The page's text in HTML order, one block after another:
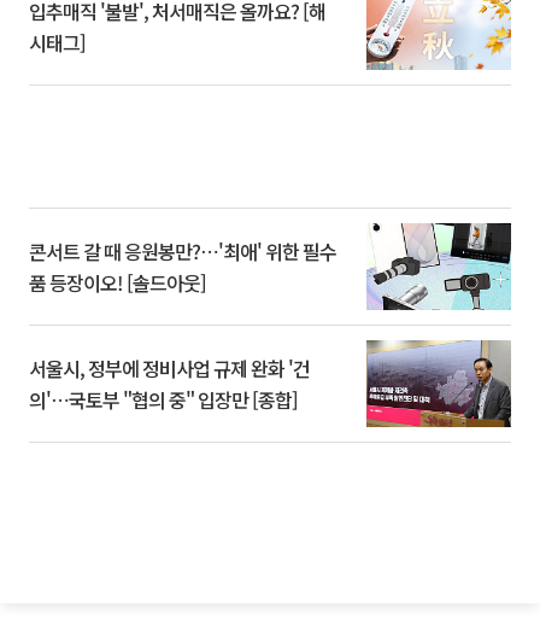
입추매직 '불발', 처서매직은 올까요? [해
시태그]
콘서트 갈 때 응원봉만?⋯'최애' 위한 필수
품 등장이오! [솔드아웃]
서울시, 정부에 정비사업 규제 완화 '건
의'⋯국토부 "협의 중" 입장만 [종합]